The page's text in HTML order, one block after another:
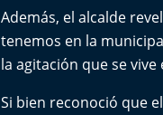
Además, el alcalde
tenemos en la
la agitación que se
Si bien reconoció que